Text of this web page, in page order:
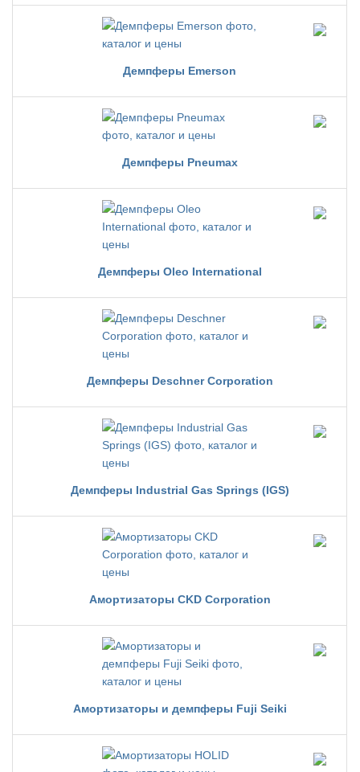
Демпферы Emerson
Демпферы Pneumax
Демпферы Oleo International
Демпферы Deschner Corporation
Демпферы Industrial Gas Springs (IGS)
Амортизаторы CKD Corporation
Амортизаторы и демпферы Fuji Seiki